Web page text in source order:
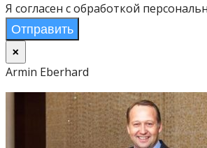
Я согласен с обработкой
Отправить
×
Armin Eberhard